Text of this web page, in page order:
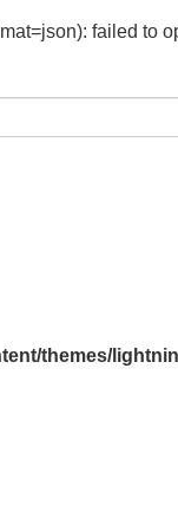
failed to
themes/